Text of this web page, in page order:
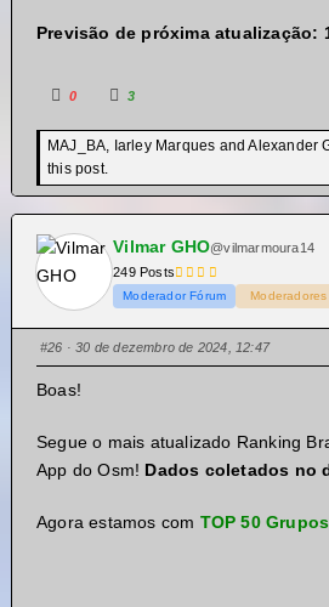
Previsão de próxima atualização:
0 3
MAJ_BA, Iarley Marques and Alexander
this post.
Vilmar GHO@vilmarmoura14
249 Posts
Moderador Fórum Moderadores
#26 · 30 de dezembro de 2024, 12:47
Boas!
Segue o mais atualizado Ranking
App do Osm! Dados coletados no
Agora estamos com TOP 50